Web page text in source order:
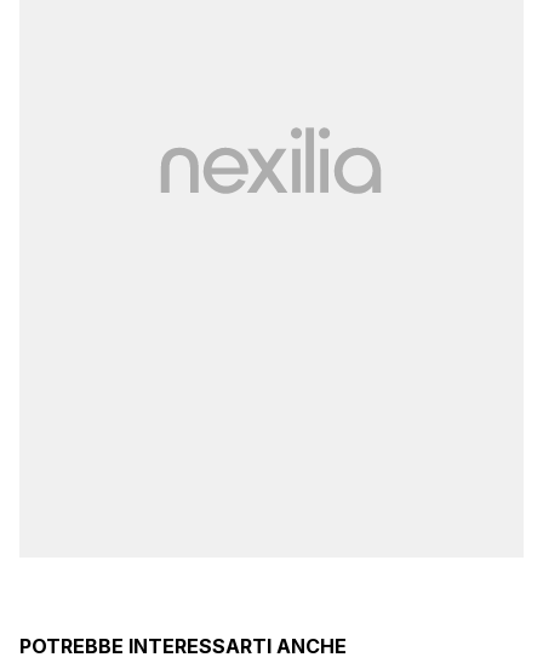
POTREBBE INTERESSARTI ANCHE